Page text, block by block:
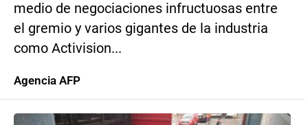
medio de negociaciones infructuosas entre
el gremio y varios gigantes de la industria
como Activision...
Agencia AFP